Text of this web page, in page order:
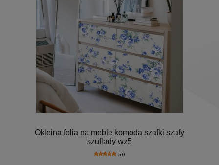
Okleina folia na meble komoda szafki szafy
szuflady wz5
5.0